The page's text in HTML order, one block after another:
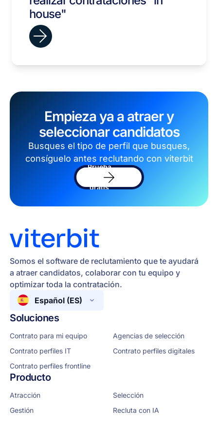
house"
Empieza ya a atraer y
seleccionar candidatos
Busques el tipo de perfil que busques,
consíguelo antes reclutando con viterbit
Prueba
sofware
gratis
Somos el software de reclutamiento que te ayudará
a atraer candidatos, colaborar con tu equipo y
optimizar toda la contratación.
Español (ES)
Soluciones
Contrato para mi equipo
Agencias de selección
Contrato perfiles IT
Contrato perfiles digitales
Contrato perfiles frontline
Producto
Atracción
Selección
Gestión
Recluta con IA